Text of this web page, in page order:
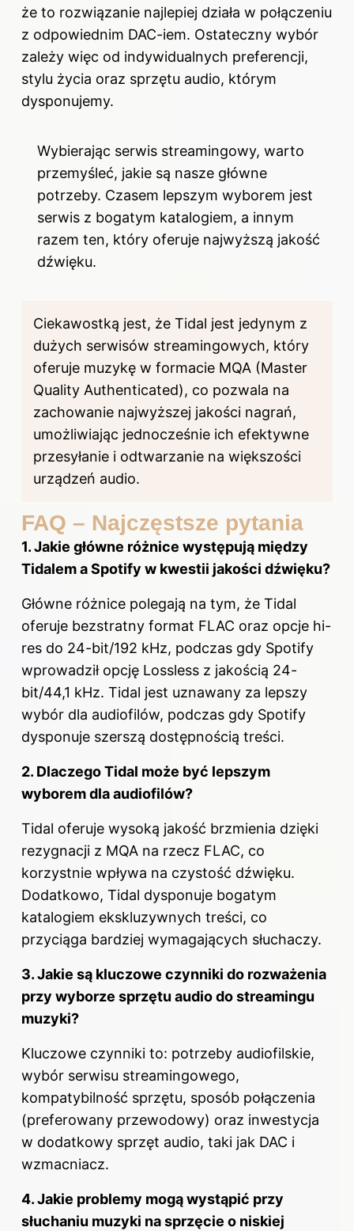
że to rozwiązanie najlepiej działa w połączeniu
z odpowiednim DAC-iem. Ostateczny wybór
zależy więc od indywidualnych preferencji,
stylu życia oraz sprzętu audio, którym
dysponujemy.
Wybierając serwis streamingowy, warto
przemyśleć, jakie są nasze główne
potrzeby. Czasem lepszym wyborem jest
serwis z bogatym katalogiem, a innym
razem ten, który oferuje najwyższą jakość
dźwięku.
Ciekawostką jest, że Tidal jest jedynym z
dużych serwisów streamingowych, który
oferuje muzykę w formacie MQA (Master
Quality Authenticated), co pozwala na
zachowanie najwyższej jakości nagrań,
umożliwiając jednocześnie ich efektywne
przesyłanie i odtwarzanie na większości
urządzeń audio.
FAQ – Najczęstsze pytania
1. Jakie główne różnice występują między
Tidalem a Spotify w kwestii jakości dźwięku?
Główne różnice polegają na tym, że Tidal
oferuje bezstratny format FLAC oraz opcje hi-
res do 24-bit/192 kHz, podczas gdy Spotify
wprowadził opcję Lossless z jakością 24-
bit/44,1 kHz. Tidal jest uznawany za lepszy
wybór dla audiofilów, podczas gdy Spotify
dysponuje szerszą dostępnością treści.
2. Dlaczego Tidal może być lepszym
wyborem dla audiofilów?
Tidal oferuje wysoką jakość brzmienia dzięki
rezygnacji z MQA na rzecz FLAC, co
korzystnie wpływa na czystość dźwięku.
Dodatkowo, Tidal dysponuje bogatym
katalogiem ekskluzywnych treści, co
przyciąga bardziej wymagających słuchaczy.
3. Jakie są kluczowe czynniki do rozważenia
przy wyborze sprzętu audio do streamingu
muzyki?
Kluczowe czynniki to: potrzeby audiofilskie,
wybór serwisu streamingowego,
kompatybilność sprzętu, sposób połączenia
(preferowany przewodowy) oraz inwestycja
w dodatkowy sprzęt audio, taki jak DAC i
wzmacniacz.
4. Jakie problemy mogą wystąpić przy
słuchaniu muzyki na sprzęcie o niskiej